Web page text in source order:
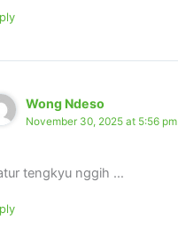
Wong Ndeso
November 30, 2025 at 5:56 pm
tengkyu nggih …